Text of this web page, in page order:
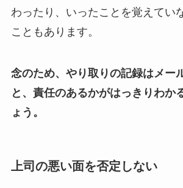
わったり、いったことを覚えてい
こともあります。
念のため、やり取りの記録はメー
と、責任のあるかがはっきりわか
ょう。
上司の悪い面を否定しない